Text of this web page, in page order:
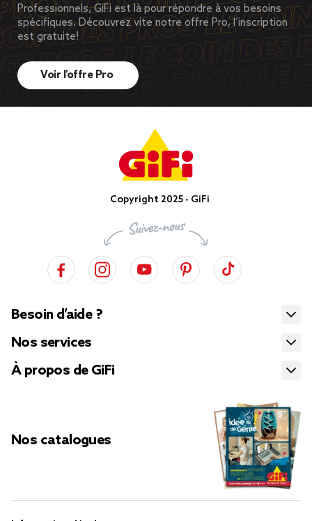
Professionnels, GiFi est là pour répondre à vos besoins
spécifiques. Découvrez vite notre offre Pro, l’inscription
est gratuite!
Voir l’offre Pro
Copyright 2025 - GiFi
Besoin d’aide ?
Nos services
À propos de GiFi
Nos catalogues